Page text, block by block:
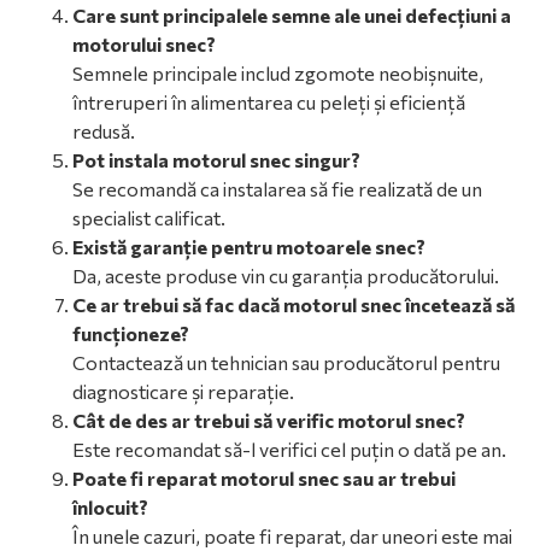
Care sunt principalele semne ale unei defecțiuni a
motorului snec?
Semnele principale includ zgomote neobișnuite,
întreruperi în alimentarea cu peleți și eficiență
redusă.
Pot instala motorul snec singur?
Se recomandă ca instalarea să fie realizată de un
specialist calificat.
Există garanție pentru motoarele snec?
Da, aceste produse vin cu garanția producătorului.
Ce ar trebui să fac dacă motorul snec încetează să
funcționeze?
Contactează un tehnician sau producătorul pentru
diagnosticare și reparație.
Cât de des ar trebui să verific motorul snec?
Este recomandat să-l verifici cel puțin o dată pe an.
Poate fi reparat motorul snec sau ar trebui
înlocuit?
În unele cazuri, poate fi reparat, dar uneori este mai